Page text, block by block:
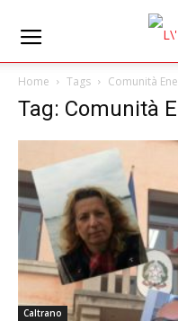
Home Tags Comunità
Tag: Comunità
Caltrano